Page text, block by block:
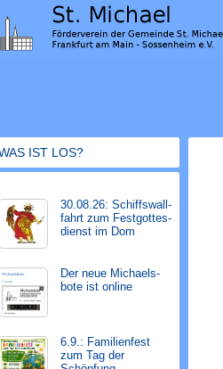
IST LOS?
30.08.26: Schiffs­­wall­
fahr­t zum Fest­gott­es­
dienst im Dom
Der neue Michaels­
bote ist on­line
6.9.: Familienfest
zum Tag der